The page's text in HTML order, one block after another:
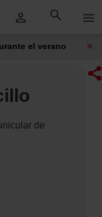
el verano
de